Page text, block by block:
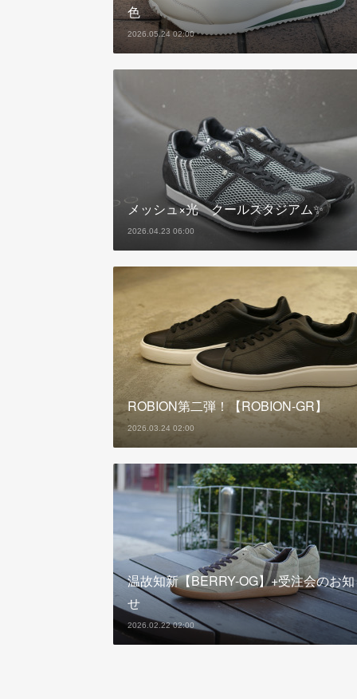
色
2026.05.24 02:00
メッシュ×光 クールスタジアム✨
2026.04.23 06:00
ROBION第二弾！【ROBION-GR】
2026.03.24 02:00
温故知新【BERRY-OG】+受注会のお
せ
2026.02.22 02:00